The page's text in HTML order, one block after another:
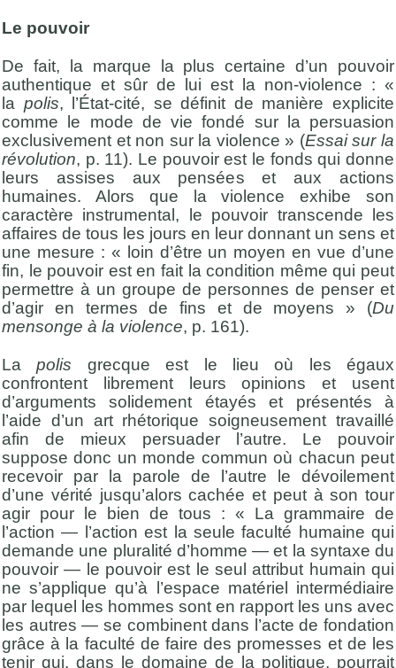
Le pouvoir
De fait, la marque la plus certaine d’un pouvoir
authentique et sûr de lui est la non-violence : «
la polis, l’État-cité, se définit de manière explicite
comme le mode de vie fondé sur la persuasion
exclusivement et non sur la violence » (Essai sur la
révolution, p. 11). Le pouvoir est le fonds qui donne
leurs assises aux pensées et aux actions
humaines. Alors que la violence exhibe son
caractère instrumental, le pouvoir transcende les
affaires de tous les jours en leur donnant un sens et
une mesure : « loin d’être un moyen en vue d’une
fin, le pouvoir est en fait la condition même qui peut
permettre à un groupe de personnes de penser et
d’agir en termes de fins et de moyens » (Du
mensonge à la violence, p. 161).
Lapolis grecque est le lieu où les égaux
confrontent librement leurs opinions et usent
d’arguments solidement étayés et présentés à
l’aide d’un art rhétorique soigneusement travaillé
afin de mieux persuader l’autre. Le pouvoir
suppose donc un monde commun où chacun peut
recevoir par la parole de l’autre le dévoilement
d’une vérité jusqu’alors cachée et peut à son tour
agir pour le bien de tous : « La grammaire de
l’action — l’action est la seule faculté humaine qui
demande une pluralité d’homme — et la syntaxe du
pouvoir — le pouvoir est le seul attribut humain qui
ne s’applique qu’à l’espace matériel intermédiaire
par lequel les hommes sont en rapport les uns avec
les autres — se combinent dans l’acte de fondation
grâce à la faculté de faire des promesses et de les
tenir qui, dans le domaine de la politique, pourrait